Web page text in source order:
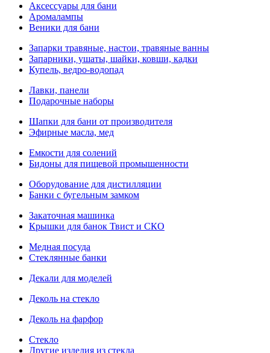
Аксессуары для бани
Аромалампы
Веники для бани
Запарки травяные, настои, травяные ванны
Запарники, ушаты, шайки, ковши, кадки
Купель, ведро-водопад
Лавки, панели
Подарочные наборы
Шапки для бани от производителя
Эфирные масла, мед
Емкости для солений
Бидоны для пищевой промышенности
Оборудование для дистилляции
Банки с бугельным замком
Закаточная машинка
Крышки для банок Твист и СКО
Медная посуда
Стеклянные банки
Декали для моделей
Деколь на стекло
Деколь на фарфор
Стекло
Другие изделия из стекла